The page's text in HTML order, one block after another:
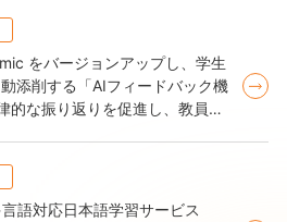
をバージョンアップし、学生
添削する「AIフィードバック機
的な振り返りを促進し、教員の
語対応日本語学習サービス